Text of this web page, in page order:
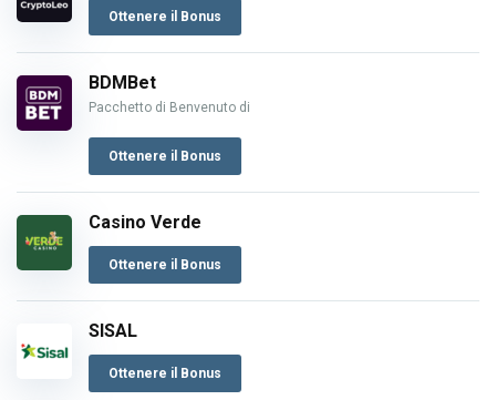
Ottenere il Bonus
BDMBet
Pacchetto di Benvenuto di
Ottenere il Bonus
Casino Verde
Ottenere il Bonus
SISAL
Ottenere il Bonus